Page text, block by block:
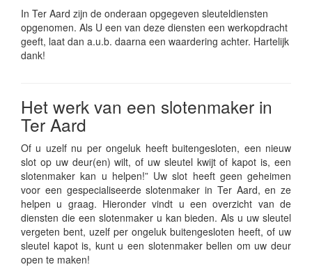
In Ter Aard zijn de onderaan opgegeven sleuteldiensten
opgenomen. Als U een van deze diensten een werkopdracht
geeft, laat dan a.u.b. daarna een waardering achter. Hartelijk
dank!
Het werk van een slotenmaker in
Ter Aard
Of u uzelf nu per ongeluk heeft buitengesloten, een nieuw
slot op uw deur(en) wilt, of uw sleutel kwijt of kapot is, een
slotenmaker kan u helpen!” Uw slot heeft geen geheimen
voor een gespecialiseerde slotenmaker in Ter Aard, en ze
helpen u graag. Hieronder vindt u een overzicht van de
diensten die een slotenmaker u kan bieden. Als u uw sleutel
vergeten bent, uzelf per ongeluk buitengesloten heeft, of uw
sleutel kapot is, kunt u een slotenmaker bellen om uw deur
open te maken!